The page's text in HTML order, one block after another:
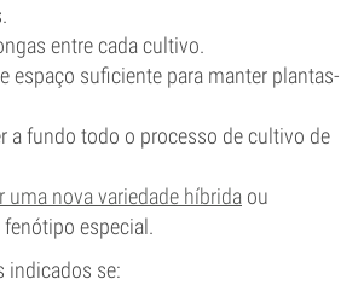
entre cada cultivo.
espaço suficiente para manter plantas-
a fundo todo o processo de cultivo de
uma nova variedade híbrida ou
especial.
indicados se: